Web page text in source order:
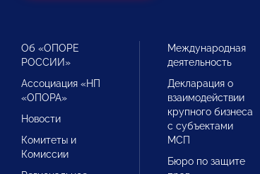
Об «ОПОРЕ
РОССИИ»
Ассоциация «НП
«ОПОРА»
Новости
Комитеты и
Комиссии
Международная
деятельность
Декларация о
взаимодействии
крупного бизнеса
с субъектами
МСП
Бюро по защите